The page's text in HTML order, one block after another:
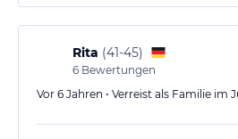
Rita (41-45)
6 Bewertungen
Vor 6 Jahren • Verreist als Familie im